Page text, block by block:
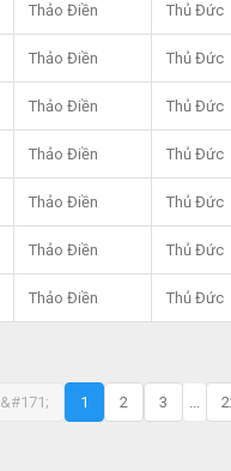
Thảo Điền Thủ Đức
Thảo Điền Thủ Đức
Thảo Điền Thủ Đức
Thảo Điền Thủ Đức
Thảo Điền Thủ Đức
Thảo Điền Thủ Đức
Thảo Điền Thủ Đức
&#171; 1 2 3 ...